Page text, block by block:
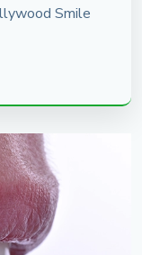
Smile